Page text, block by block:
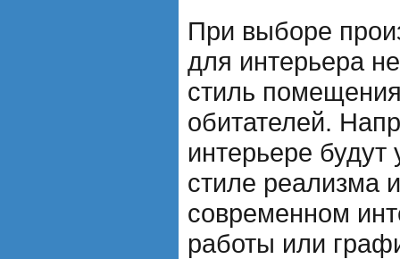
При выборе
для интерьера
стиль
обитателей.
интерьере
стиле реализма
современном
работы или